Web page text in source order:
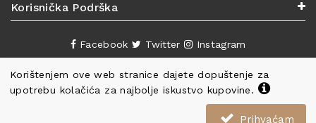
Korištenjem ove web stranice dajete dopuštenje za
upotrebu kolačića za najbolje iskustvo kupovine.
Prihvaćam
Korisnička Podrška
Facebook Twitter Instagram